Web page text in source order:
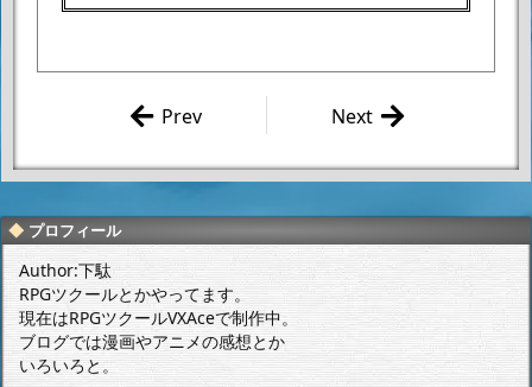
俺たちの戦
だ！
Next
2
Prev
プロフィール
Author:下駄
RPGツクールとかやってます。
現在はRPGツクールVXAceで制作中。
ブログでは漫画やアニメの感想とか
いろいろと。